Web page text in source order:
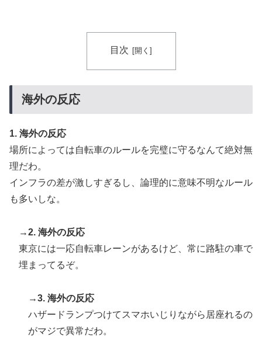
目次
海外の反応
1. 海外の反応
場所によっては自転車のルールを完璧に守るなんて絶対無
理だわ。
インフラの差が激しすぎるし、論理的に意味不明なルール
も多いしな。
→2. 海外の反応
東京には一応自転車レーンがあるけど、常に路駐の車で
埋まってるぞ。
→3. 海外の反応
ハザードランプつけてスマホいじりながら居座れるの
がマジで異常だわ。